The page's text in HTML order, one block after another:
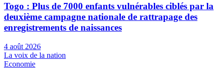
Togo : Plus de 7000 enfants vulnérables ciblés par la
deuxième campagne nationale de rattrapage des
enregistrements de naissances
4 août 2026
La voix de la nation
Economie